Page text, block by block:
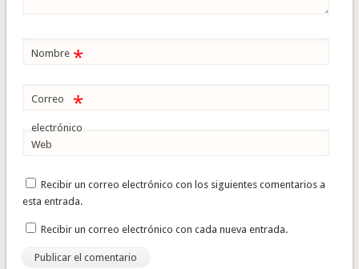
Nombre *
Correo
electrónico
*
Web
Recibir un correo electrónico con los siguientes comentarios a
esta entrada.
Recibir un correo electrónico con cada nueva entrada.